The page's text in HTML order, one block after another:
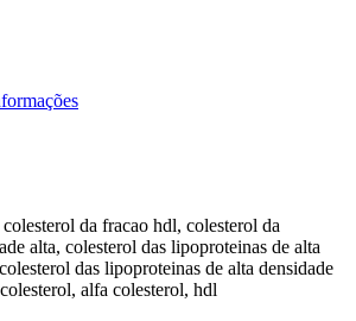
colesterol da fracao hdl, colesterol da
alta, colesterol das lipoproteinas de alta
das lipoproteinas de alta densidade
alfa colesterol, hdl